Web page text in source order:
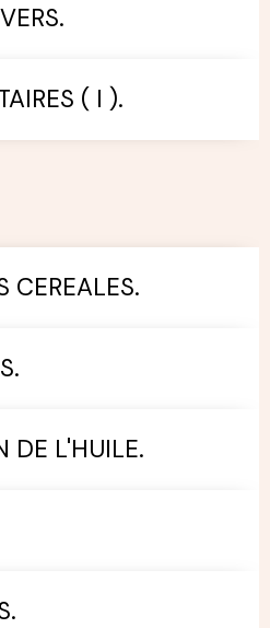
( I ).
CEREALES.
DE L'HUILE.